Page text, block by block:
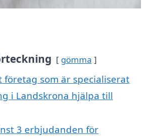
gömma
företag som är specialiserat
i Landskrona hjälpa till
3 erbjudanden för